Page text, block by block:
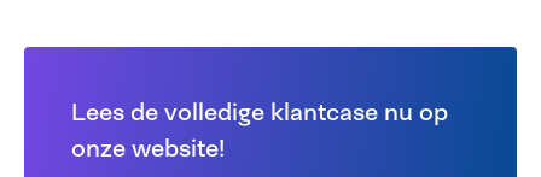
Lees de volledige klantcase nu op
onze website!